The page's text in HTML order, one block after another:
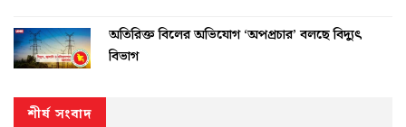
অতিরিক্ত বিলের অভিযোগ ‘অপপ্রচার’ বলছে বিদ্যুৎ
বিভাগ
শীর্ষ সংবাদ